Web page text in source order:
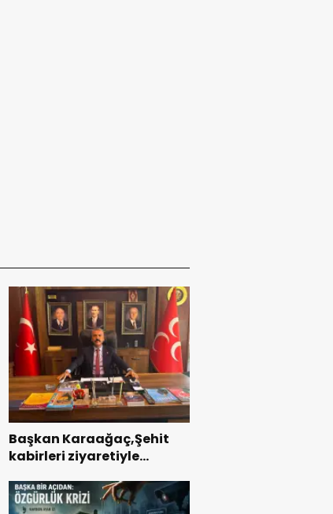
Başkan Karaağaç,Şehit
kabirleri ziyaretiyle